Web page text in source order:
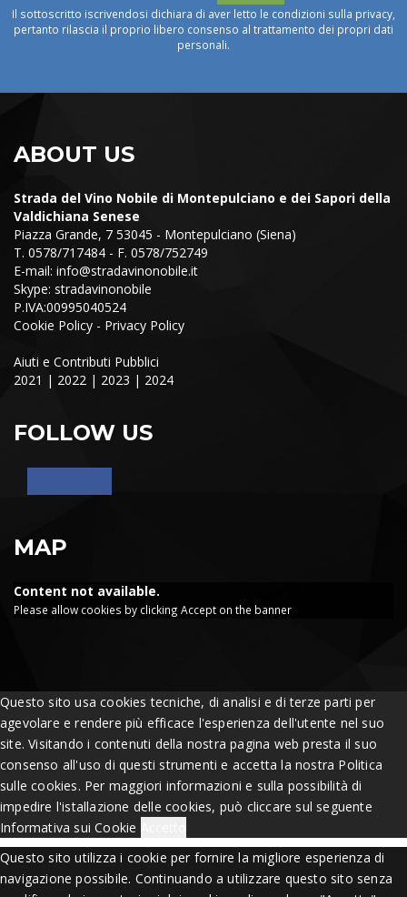
Il sottoscritto iscrivendosi dichiara di aver letto le condizioni sulla privacy,
pertanto rilascia il proprio libero consenso al trattamento dei propri dati
personali.
ABOUT US
Strada del Vino Nobile di Montepulciano e dei Sapori della
Valdichiana Senese
Piazza Grande, 7 53045 - Montepulciano (Siena)
T. 0578/717484 - F. 0578/752749
E-mail: info@stradavinonobile.it
Skype: stradavinonobile
P.IVA:00995040524
Cookie Policy - Privacy Policy
Aiuti e Contributi Pubblici
2021 | 2022 | 2023 | 2024
FOLLOW US
MAP
Content not available.
Please allow cookies by clicking Accept on the banner
Questo sito usa cookies tecniche, di analisi e di terze parti per
agevolare e rendere più efficace l'esperienza dell'utente nel suo
site. Visitando i contenuti della nostra pagina web presta il suo
consenso all'uso di questi strumenti e accetta la nostra Politica
sulle cookies. Per maggiori informazioni e sulla possibilità di
impedire l'istallazione delle cookies, può cliccare sul seguente
Informativa sui Cookie
Questo sito utilizza i cookie per fornire la migliore esperienza di
navigazione possibile. Continuando a utilizzare questo sito senza